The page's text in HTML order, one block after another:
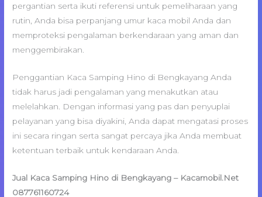
pergantian serta ikuti referensi untuk pemeliharaan yang
rutin, Anda bisa perpanjang umur kaca mobil Anda dan
memproteksi pengalaman berkendaraan yang aman dan
menggembirakan.
Penggantian Kaca Samping Hino di Bengkayang Anda
tidak harus jadi pengalaman yang menakutkan atau
melelahkan. Dengan informasi yang pas dan penyuplai
pelayanan yang bisa diyakini, Anda dapat mengatasi proses
ini secara ringan serta sangat percaya jika Anda membuat
ketentuan terbaik untuk kendaraan Anda.
Jual Kaca Samping Hino di Bengkayang – Kacamobil.Net
087761160724